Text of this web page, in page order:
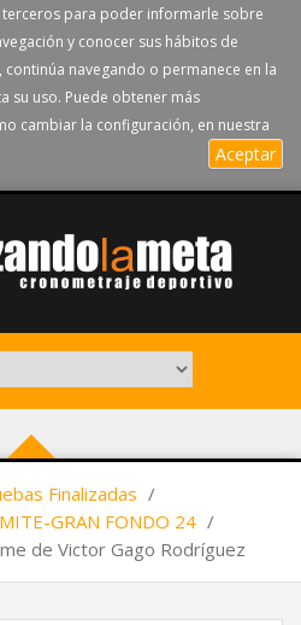
para poder informarle sobre
y conocer sus hábitos de
continúa navegando o permanece en la
su uso. Puede obtener más
cambiar la configuración, en nuestra
Aceptar
Finalizadas /
GRAN FONDO 24 /
de Victor Gago Rodríguez